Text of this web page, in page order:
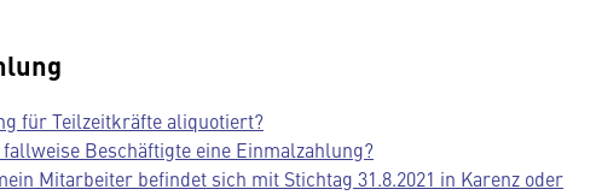
für Teilzeitkräfte aliquotiert?
Beschäftigte eine Einmalzahlung?
Mitarbeiter befindet sich mit Stichtag 31.8.2021 in Karenz oder